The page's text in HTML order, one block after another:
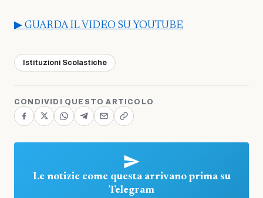
▶ GUARDA IL VIDEO SU YOUTUBE
Istituzioni Scolastiche
CONDIVIDI QUESTO ARTICOLO
Le notizie come questa arrivano prima su
Telegram